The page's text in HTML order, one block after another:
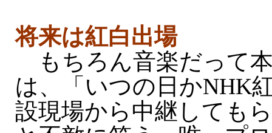
将来は紅白出場
もちろん音楽だって
は、「いつの日かNHK
設現場から中継しても